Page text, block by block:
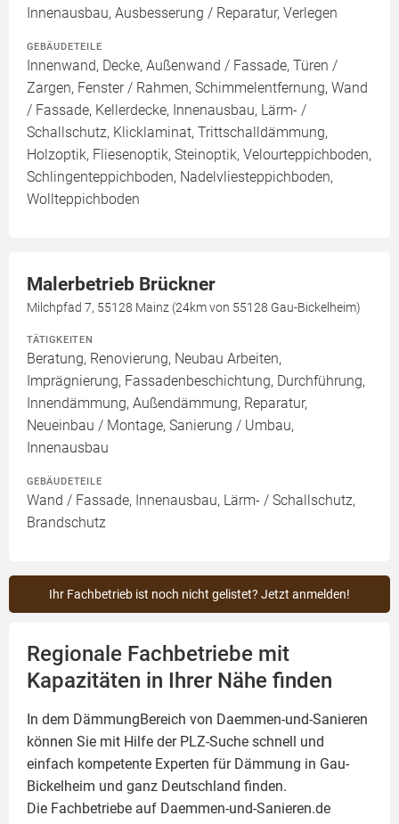
Innenausbau, Ausbesserung / Reparatur, Verlegen
GEBÄUDETEILE
Innenwand, Decke, Außenwand / Fassade, Türen /
Zargen, Fenster / Rahmen, Schimmelentfernung, Wand
/ Fassade, Kellerdecke, Innenausbau, Lärm- /
Schallschutz, Klicklaminat, Trittschalldämmung,
Holzoptik, Fliesenoptik, Steinoptik, Velourteppichboden,
Schlingenteppichboden, Nadelvliesteppichboden,
Wollteppichboden
Malerbetrieb Brückner
Milchpfad 7, 55128 Mainz (24km von 55128 Gau-Bickelheim)
TÄTIGKEITEN
Beratung, Renovierung, Neubau Arbeiten,
Imprägnierung, Fassadenbeschichtung, Durchführung,
Innendämmung, Außendämmung, Reparatur,
Neueinbau / Montage, Sanierung / Umbau,
Innenausbau
GEBÄUDETEILE
Wand / Fassade, Innenausbau, Lärm- / Schallschutz,
Brandschutz
Ihr Fachbetrieb ist noch nicht gelistet? Jetzt anmelden!
Regionale Fachbetriebe mit
Kapazitäten in Ihrer Nähe finden
In dem DämmungBereich von Daemmen-und-Sanieren
können Sie mit Hilfe der PLZ-Suche schnell und
einfach kompetente Experten für Dämmung in Gau-
Bickelheim und ganz Deutschland finden.
Die Fachbetriebe auf Daemmen-und-Sanieren.de